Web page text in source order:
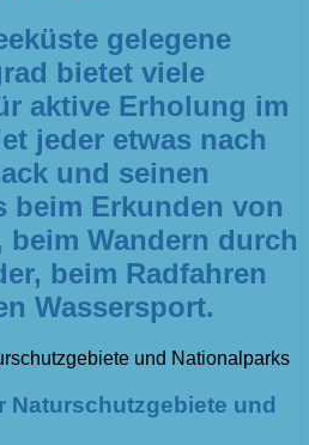
gelegene
bietet viele
aktive Erholung im
jeder etwas nach
und seinen
beim Erkunden von
beim Wandern durch
beim Radfahren
Wassersport.
und Nationalparks
Naturschutzgebiete und